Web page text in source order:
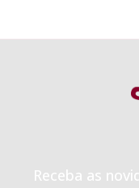
Receba as